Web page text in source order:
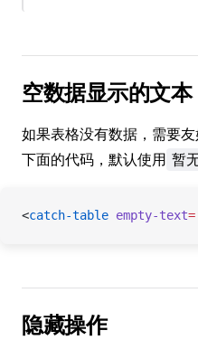
空数据显示的文本
如果表格没有数据，需要
下面的代码，默认使用 暂
<catch-table empty-text=
隐藏操作